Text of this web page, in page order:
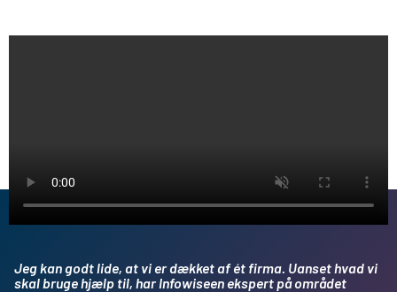
Jeg kan godt lide, at vi er dækket af ét firma. Uanset hvad vi
skal bruge hjælp til, har Infowiseen ekspert på området